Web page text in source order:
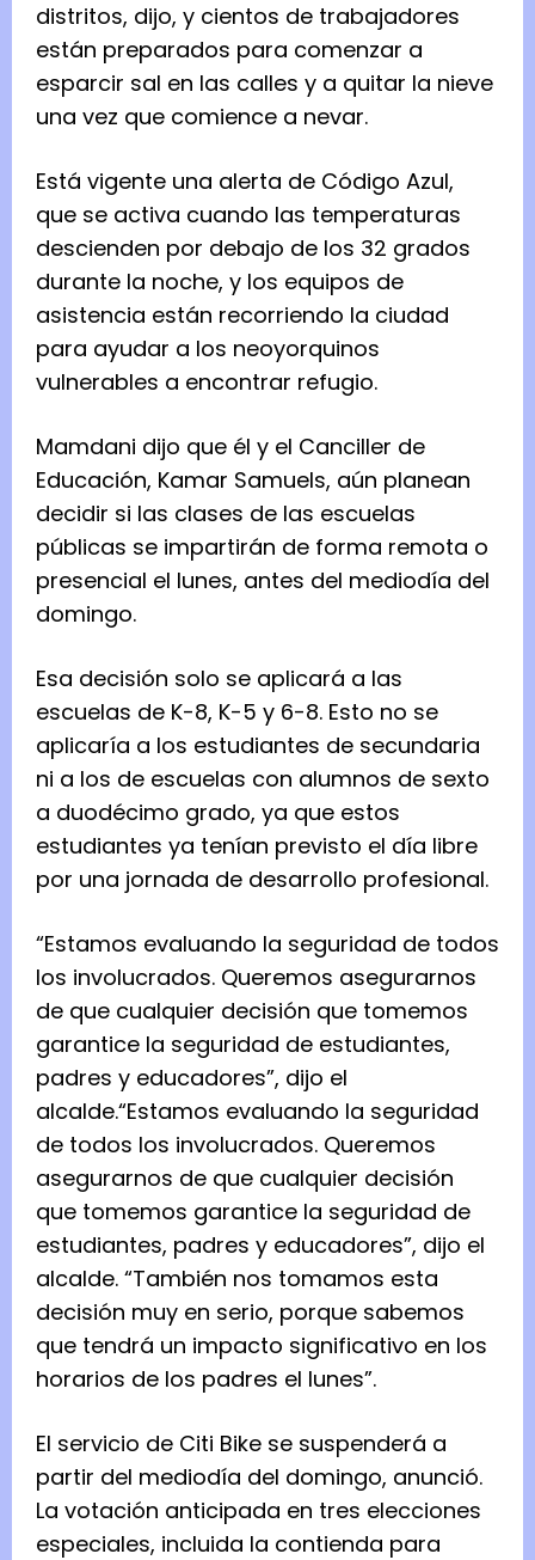
distritos, dijo, y cientos de trabajadores
están preparados para comenzar a
esparcir sal en las calles y a quitar la nieve
una vez que comience a nevar.
Está vigente una alerta de Código Azul,
que se activa cuando las temperaturas
descienden por debajo de los 32 grados
durante la noche, y los equipos de
asistencia están recorriendo la ciudad
para ayudar a los neoyorquinos
vulnerables a encontrar refugio.
Mamdani dijo que él y el Canciller de
Educación, Kamar Samuels, aún planean
decidir si las clases de las escuelas
públicas se impartirán de forma remota o
presencial el lunes, antes del mediodía del
domingo.
Esa decisión solo se aplicará a las
escuelas de K-8, K-5 y 6-8. Esto no se
aplicaría a los estudiantes de secundaria
ni a los de escuelas con alumnos de sexto
a duodécimo grado, ya que estos
estudiantes ya tenían previsto el día libre
por una jornada de desarrollo profesional.
“Estamos evaluando la seguridad de todos
los involucrados. Queremos asegurarnos
de que cualquier decisión que tomemos
garantice la seguridad de estudiantes,
padres y educadores”, dijo el
alcalde.“Estamos evaluando la seguridad
de todos los involucrados. Queremos
asegurarnos de que cualquier decisión
que tomemos garantice la seguridad de
estudiantes, padres y educadores”, dijo el
alcalde. “También nos tomamos esta
decisión muy en serio, porque sabemos
que tendrá un impacto significativo en los
horarios de los padres el lunes”.
El servicio de Citi Bike se suspenderá a
partir del mediodía del domingo, anunció.
La votación anticipada en tres elecciones
especiales, incluida la contienda para